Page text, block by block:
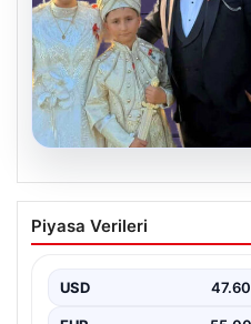
Çanakkale’de
dönüştü. Yusuf
Piyasa Verileri
USD 47.60